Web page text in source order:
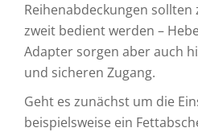
Reihenabdeckungen
zweit bedient werden –
Adapter sorgen aber auch
und sicheren Zugang.
Geht es zunächst um die
beispielsweise ein